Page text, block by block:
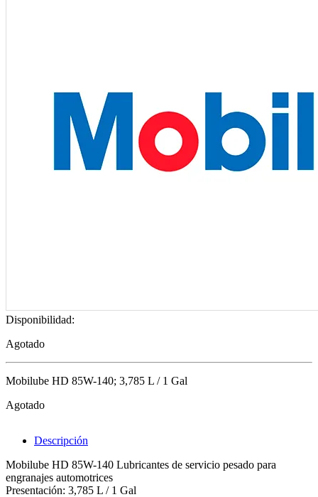
Disponibilidad:
Agotado
Mobilube HD 85W-140; 3,785 L / 1 Gal
Agotado
Descripción
Mobilube HD 85W-140 Lubricantes de servicio pesado para
engranajes automotrices
Presentación: 3,785 L / 1 Gal